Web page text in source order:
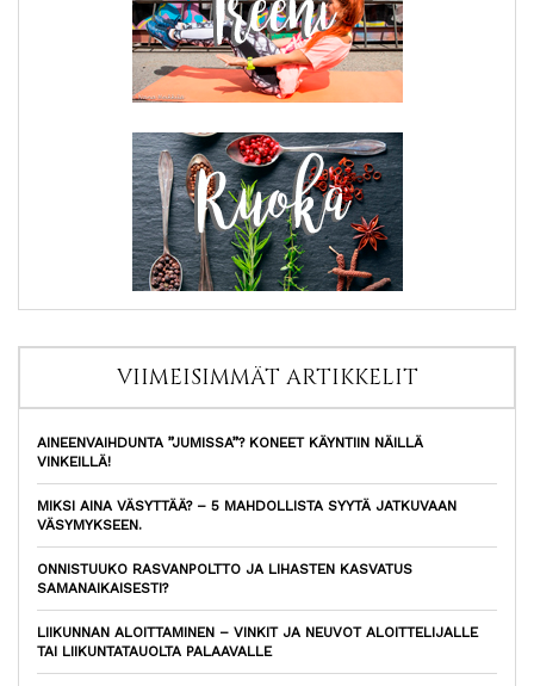
VIIMEISIMMÄT ARTIKKELIT
AINEENVAIHDUNTA ”JUMISSA”? KONEET KÄYNTIIN NÄILLÄ
VINKEILLÄ!
MIKSI AINA VÄSYTTÄÄ? – 5 MAHDOLLISTA SYYTÄ JATKUVAAN
VÄSYMYKSEEN.
ONNISTUUKO RASVANPOLTTO JA LIHASTEN KASVATUS
SAMANAIKAISESTI?
LIIKUNNAN ALOITTAMINEN – VINKIT JA NEUVOT ALOITTELIJALLE
TAI LIIKUNTATAUOLTA PALAAVALLE